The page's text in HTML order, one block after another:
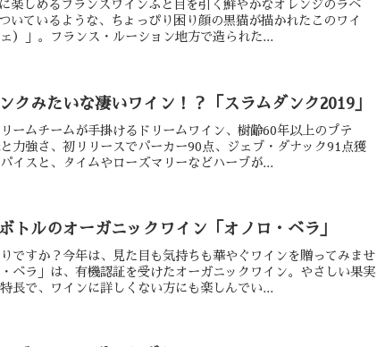
楽しめるフランスワインふと目を引く鮮やかなオレンジのラベ
いているような、ちょっぴり困り顔の黒猫が描かれたこのワイ
）」。フランス・ルーション地方で造られた...
クみたいな凄いワイン！？「スラムダンク2019」
ームチームが手掛けるドリームワイン、樹齢60年以上のプテ
力強さ、初リリースでパーカー90点、ジェブ・ダナック91点獲
イスと、タイムやローズマリーなどハーブが...
トルのオーガニックワイン「オノロ・ベラ」
ですか？今年は、見た目も気持ちも華やぐワインを贈ってみませ
ベラ」は、有機認証を受けたオーガニックワイン。やさしい果実
長で、ワインに詳しくない方にも楽しんでい...